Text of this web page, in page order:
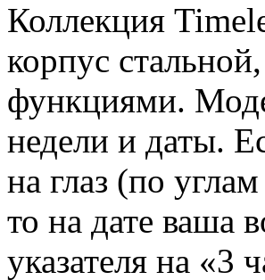
Коллекция
корпус
функциями.
недели и даты.
на глаз (по
то на дате ваша
указателя на «3